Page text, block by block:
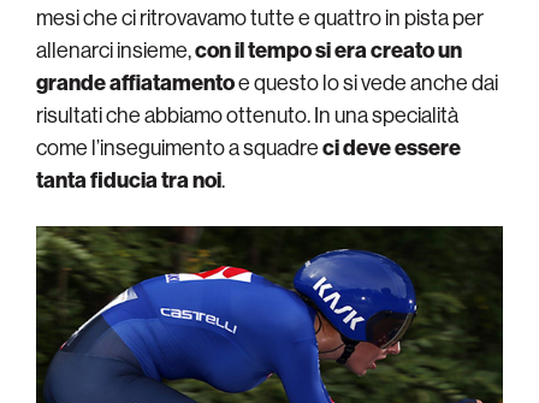
mesi che ci ritrovavamo tutte e quattro in pista per
allenarci insieme,con il tempo si era creato un
grande affiatamentoe questo lo si vede anche dai
risultati che abbiamo ottenuto. In una specialità
come l’inseguimento a squadreci deve essere
tanta fiducia tra noi.